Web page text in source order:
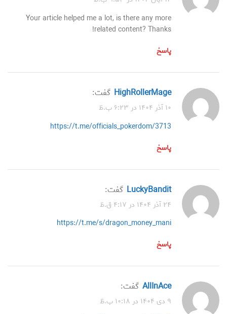
Your article helped me a lot, is there any more
related content? Thanks!
پاسخ
HighRollerMage گفت:
۱۰ آذر ۱۴۰۴ در ۶:۲۳ ب.ظ
https://t.me/officials_pokerdom/3713
پاسخ
LuckyBandit گفت:
۲۴ آذر ۱۴۰۴ در ۴:۱۷ ق.ظ
https://t.me/s/dragon_money_mani
پاسخ
AllInAce گفت:
۹ دی ۱۴۰۴ در ۱۰:۱۸ ب.ظ